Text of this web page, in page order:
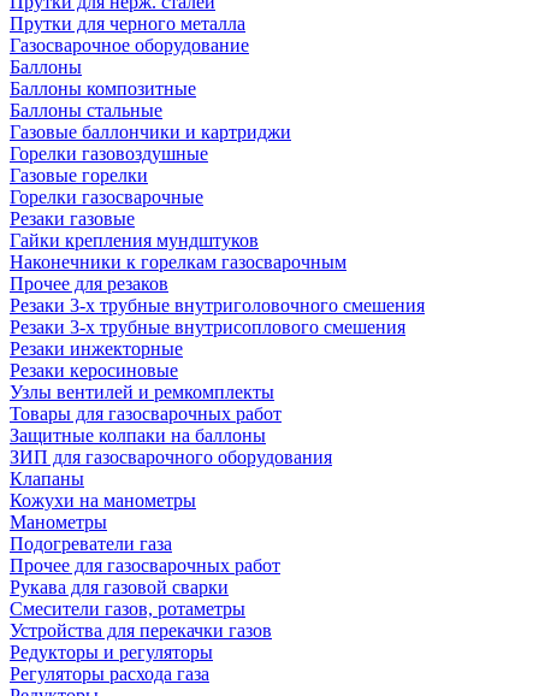
Прутки для черного металла
Газосварочное оборудование
Баллоны
Баллоны композитные
Баллоны стальные
Газовые баллончики и картриджи
Горелки газовоздушные
Газовые горелки
Горелки газосварочные
Резаки газовые
Гайки крепления мундштуков
Наконечники к горелкам газосварочным
Прочее для резаков
Резаки 3-х трубные внутриголовочного смешения
Резаки 3-х трубные внутрисоплового смешения
Резаки инжекторные
Резаки керосиновые
Узлы вентилей и ремкомплекты
Товары для газосварочных работ
Защитные колпаки на баллоны
ЗИП для газосварочного оборудования
Клапаны
Кожухи на манометры
Манометры
Подогреватели газа
Прочее для газосварочных работ
Рукава для газовой сварки
Смесители газов, ротаметры
Устройства для перекачки газов
Редукторы и регуляторы
Регуляторы расхода газа